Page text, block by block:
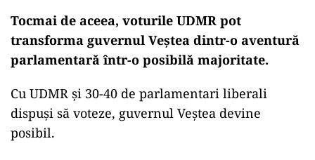
Tocmai de aceea, voturile UDMR pot
transforma guvernul Veștea dintr-o aventură
parlamentară într-o posibilă majoritate.
Cu UDMR și 30-40 de parlamentari liberali
dispuși să voteze, guvernul Veștea devine
posibil.